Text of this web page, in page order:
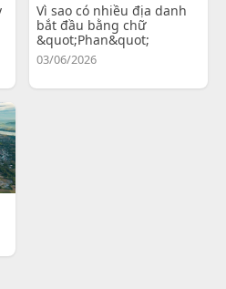
Vì sao có nhiều địa danh
bắt đầu bằng chữ
&quot;Phan&quot;
03/06/2026